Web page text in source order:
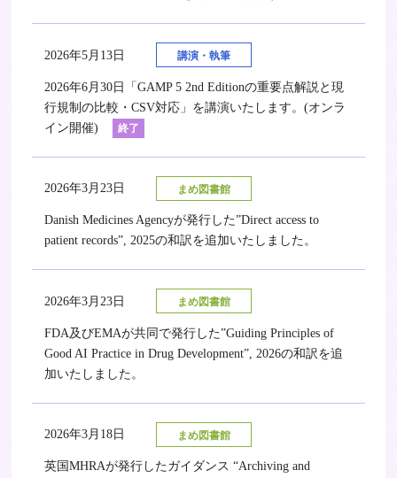
2026年5月13日 講演・執筆
2026年6月30日「GAMP 5 2nd Editionの重要点解説と現
行規制の比較・CSV対応」を講演いたします。(オンラ
イン開催)
終了
2026年3月23日 まめ図書館
Danish Medicines Agencyが発行した”Direct access to
patient records”, 2025の和訳を追加いたしました。
2026年3月23日 まめ図書館
FDA及びEMAが共同で発行した”Guiding Principles of
Good AI Practice in Drug Development”, 2026の和訳を追
加いたしました。
2026年3月18日 まめ図書館
英国MHRAが発行したガイダンス “Archiving and